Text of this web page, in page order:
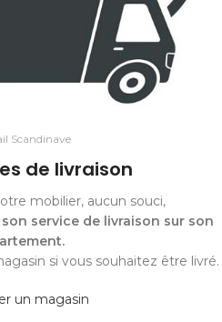
Scandinave
de livraison
mobilier, aucun souci,
service de livraison sur son
si vous souhaitez être livré.
un magasin